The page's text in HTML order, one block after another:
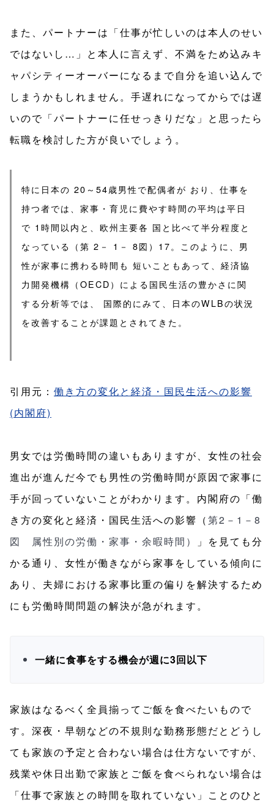
また、パートナーは「仕事が忙しいのは本人のせい
ではないし…」と本人に言えず、不満をため込みキ
ャパシティーオーバーになるまで自分を追い込んで
しまうかもしれません。手遅れになってからでは遅
いので「パートナーに任せっきりだな」と思ったら
転職を検討した方が良いでしょう。
特に日本の 20～54歳男性で配偶者が おり、仕事を
持つ者では、家事・育児に費やす時間の平均は平日
で 1時間以内と、欧州主要各 国と比べて半分程度と
なっている（第 2－ 1－ 8図）17。このように、男
性が家事に携わる時間も 短いこともあって、経済協
力開発機構（OECD）による国民生活の豊かさに関
する分析等では、 国際的にみて、日本のWLBの状況
を改善することが課題とされてきた。
引用元： 働き方の変化と経済・国民生活への影響
(内閣府)
男女では労働時間の違いもありますが、女性の社会
進出が進んだ今でも男性の労働時間が原因で家事に
手が回っていないことがわかります。内閣府の「働
き方の変化と経済・国民生活への影響（第2－1－8
図 属性別の労働・家事・余暇時間）
」を見ても分
かる通り、女性が働きながら家事をしている傾向に
あり、夫婦における家事比重の偏りを解決するため
にも労働時間問題の解決が急がれます。
一緒に食事をする機会が週に3回以下
家族はなるべく全員揃ってご飯を食べたいもので
す。深夜・早朝などの不規則な勤務形態だとどうし
ても家族の予定と合わない場合は仕方ないですが、
残業や休日出勤で家族とご飯を食べられない場合は
「仕事で家族との時間を取れていない」ことのひと